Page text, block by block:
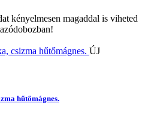
kényelmesen magaddal is viheted
ÚJ
hűtőmágnes.